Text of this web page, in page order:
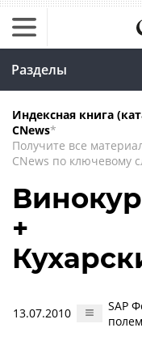
Разделы
Индексная книга
CNews*
Получите все
CNews по ключевому
+
13.07.2010
SAP